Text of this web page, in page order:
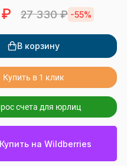
₽ 27 330₽ -55%
В корзину
Купить в 1 клик
счета для юрлиц
Купить на Wildberries